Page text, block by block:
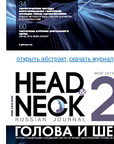
открыть абстракт, скачать журнал